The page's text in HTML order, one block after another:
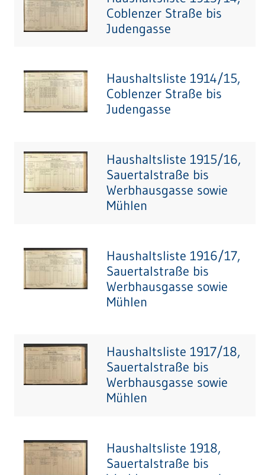
Coblenzer Straße bis
Judengasse
Haushaltsliste 1914/15,
Coblenzer Straße bis
Judengasse
Haushaltsliste 1915/16,
Sauertalstraße bis
Werbhausgasse sowie
Mühlen
Haushaltsliste 1916/17,
Sauertalstraße bis
Werbhausgasse sowie
Mühlen
Haushaltsliste 1917/18,
Sauertalstraße bis
Werbhausgasse sowie
Mühlen
Haushaltsliste 1918,
Sauertalstraße bis